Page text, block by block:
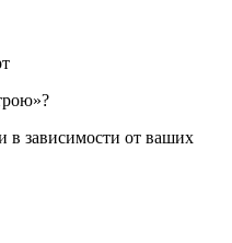
в зависимости от ваших